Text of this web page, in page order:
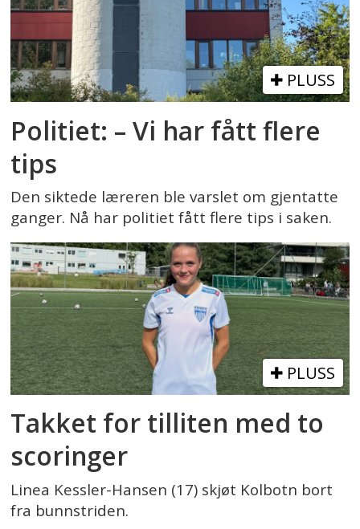
PLUSS
Politiet: – Vi har fått flere
tips
Den siktede læreren ble varslet om gjentatte
ganger. Nå har politiet fått flere tips i saken.
PLUSS
Takket for tilliten med to
scoringer
Linea Kessler-Hansen (17) skjøt Kolbotn bort
fra bunnstriden.